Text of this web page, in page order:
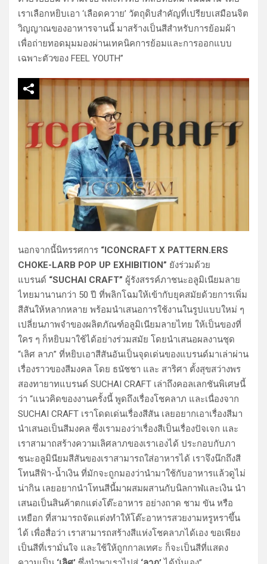
เราเลือกหยิบเอา ‘เลือดควาย’ วัตถุดิบสำคัญที่เปรียบเสมือนจิต
วิญญาณของอาหารจานนี้ มาสร้างเป็นสีสำหรับการย้อมผ้า
เพื่อถ่ายทอดมุมมองผ่านเทคนิคการย้อมและการออกแบบ
เฉพาะตัวของ FEEL YOUTH”
นอกจากนี้นิทรรศการ “ICONCRAFT X PATTERN.ERS
CHOKE-LARB POP UP EXHIBITION” ยังร่วมด้วย
แบรนด์ “SUCHAI CRAFT” ผู้รังสรรค์ภาชนะอลูมิเนียมลาย
ไทยมานานกว่า 50 ปี ที่พลิกโฉมให้เข้ากับยุคสมัยด้วยการเพิ่ม
สีสันให้หลากหลาย พร้อมนำเสนอการใช้งานในรูปแบบใหม่ ๆ
เปลี่ยนภาพจำของผลิตภัณฑ์อลูมิเนียมลายไทย ให้เป็นของที่
ใคร ๆ ก็หยิบมาใช้ได้อย่างร่วมสมัย โดยนำเสนอผลงานชุด
“เลิศ ลาภ” ที่หยิบเอาสีสันอันเป็นจุดเด่นของแบรนด์มาเล่าผ่าน
เรื่องราวของสีมงคล โดย ธนัชชา และ สาริศา ตั้งสุขสว่างพร
สองทายาทแบรนด์ SUCHAI CRAFT เล่าถึงคอลเลกชันพิเศษนี้
ว่า “แนวคิดของงานครั้งนี้ พูดถึงเรื่องโชคลาภ และเนื่องจาก
SUCHAI CRAFT เราโดดเด่นเรื่องสีสัน เลยอยากเอาเรื่องสีมา
นำเสนอเป็นสีมงคล ซึ่งเรามองว่าเรื่องสีเป็นเรื่องปัจเจก และ
เราสามาถสร้างความเลิศลาภของเราเองได้ ประกอบกับภา
ชนะอลูมินียมสีสันของเราสามารถใส่อาหารได้ เราจึงนึกถึงสี
โทนสีฟ้า-น้ำเงิน ที่มักจะถูกมองว่านำมาใช้กับอาหารแล้วดูไม่
น่ากิน เลยอยากนำโทนสีนี้มาผสมผสานกับนิลกาฬและเงิน นำ
เสนอเป็นสินค้าตกแต่งโต๊ะอาหาร อย่างถาด ชาม ขัน หรือ
เหยือก ที่สามารถจัดแต่งทำให้โต๊ะอาหารสวยงามหรูหราขึ้น
ได้ เพื่อสื่อว่า เราสามารถสร้างสีแห่งโชคลาภได้เอง ขอเพียง
เป็นสีที่เรามั่นใจ และใช้ให้ถูกกาลเทศะ ก็จะเป็นสีที่แสดง